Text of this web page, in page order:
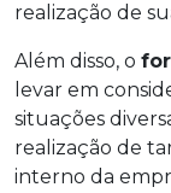
realização de
Além disso, o
levar em
situações
realização de
interno da